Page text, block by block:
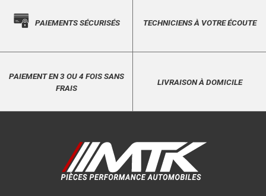
PAIEMENTS SÉCURISÉS TECHNICIENS À VOTRE ÉCOUTE
PAIEMENT EN 3 OU 4 FOIS SANS
FRAIS
LIVRAISON À DOMICILE